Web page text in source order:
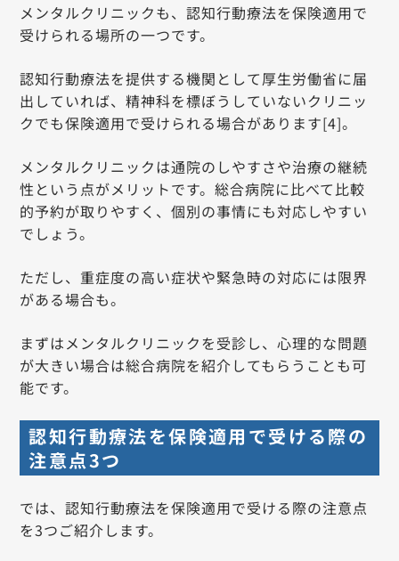
メンタルクリニックも、認知行動療法を保険適用で
受けられる場所の一つです。
認知行動療法を提供する機関として厚生労働省に届
出していれば、精神科を標ぼうしていないクリニッ
クでも保険適用で受けられる場合があります[4]。
メンタルクリニックは通院のしやすさや治療の継続
性という点がメリットです。総合病院に比べて比較
的予約が取りやすく、個別の事情にも対応しやすい
でしょう。
ただし、重症度の高い症状や緊急時の対応には限界
がある場合も。
まずはメンタルクリニックを受診し、心理的な問題
が大きい場合は総合病院を紹介してもらうことも可
能です。
認知行動療法を保険適用で受ける際の
注意点3つ
では、認知行動療法を保険適用で受ける際の注意点
を3つご紹介します。